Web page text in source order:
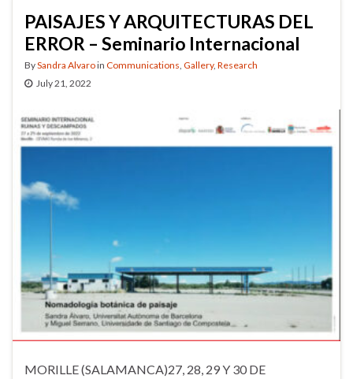
PAISAJES Y ARQUITECTURAS DEL
ERROR – Seminario Internacional
BySandra Alvaroin Communications Gallery, Research
July 21, 2022
MORILLE (SALAMANCA)27, 28, 29 Y 30 DE